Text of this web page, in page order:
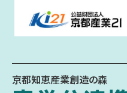
京都知恵産業創造の森